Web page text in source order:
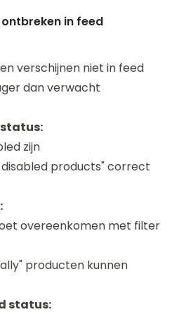
in feed
verschijnen niet in feed
dan verwacht
zijn
products" correct
overeenkomen met filter
producten kunnen
status: